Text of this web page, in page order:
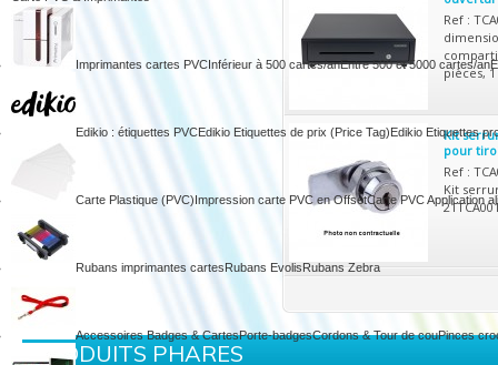
Imprimantes cartes PVCInférieur à 500 cartes/anEntre 500 et 5000 cartes/an
Edikio : étiquettes PVCEdikio Etiquettes de prix (Price Tag)Edikio Etiquettes
Carte Plastique (PVC)Impression carte PVC en OffsetCarte PVC Application
Rubans imprimantes cartesRubans EvolisRubans Zebra
Accessoires Badges & CartesPorte-badgesCordons & Tour de couPinces
Ref :
pièces,
Kit
pour
Ref :
Kit
PRODUITS PHARES